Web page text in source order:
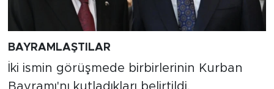
BAYRAMLAŞTILAR
İki ismin görüşmede birbirlerinin Kurban